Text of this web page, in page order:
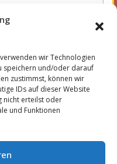
wir Technologien
speichern und/oder darauf
zustimmst, können wir
IDs auf dieser Website
nicht erteilst oder
und Funktionen